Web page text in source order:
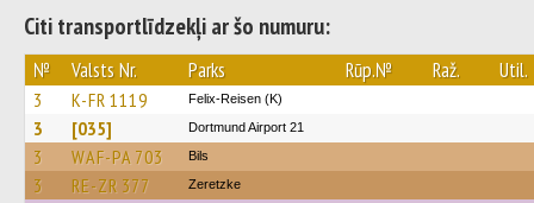
Citi transportlīdzekļi ar šo numuru:
№ Valsts Nr. Parks Rūp.№ Raž. Util.
3 K-FR 1119 Felix-Reisen (K)
3 [035] Dortmund Airport 21
3 WAF-PA 703 Bils
3 RE-ZR 377 Zeretzke